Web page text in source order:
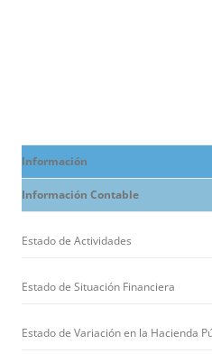
Información
Información Contable
Estado de Actividades
Estado de Situación Financiera
Estado de Variación en la Hacienda